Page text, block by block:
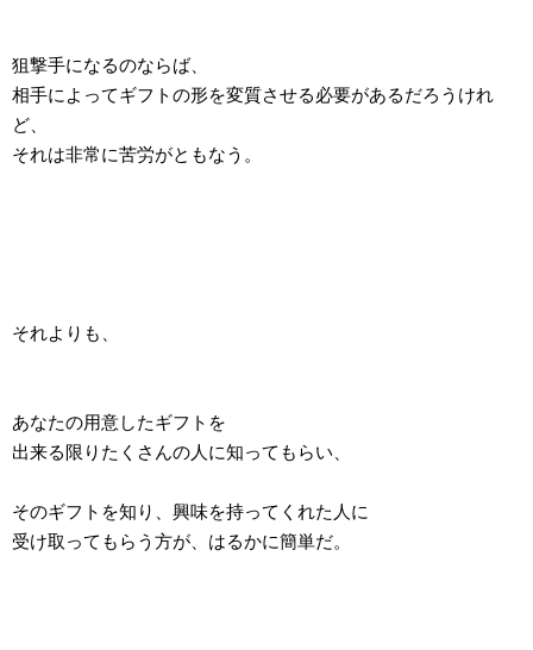
狙撃手になるのならば、
相手によってギフトの形を変質させる必要があるだろうけれ
ど、
それは非常に苦労がともなう。
それよりも、
あなたの用意したギフトを
出来る限りたくさんの人に知ってもらい、
そのギフトを知り、興味を持ってくれた人に
受け取ってもらう方が、はるかに簡単だ。